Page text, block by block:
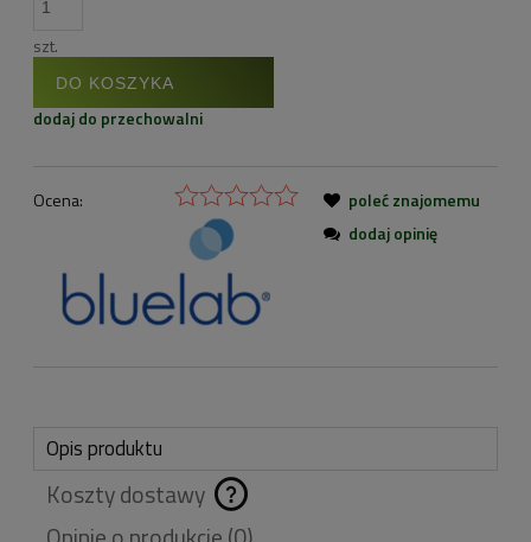
szt.
DO KOSZYKA
dodaj do przechowalni
Ocena:
poleć znajomemu
dodaj opinię
Opis produktu
Koszty dostawy
Cena nie zawiera